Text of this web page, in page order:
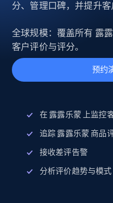
分、管理口碑，并提升客
全球规模：覆盖所有 露
客户评价与评分。
预约
在 露露乐蒙 上监控
追踪 露露乐蒙 商品
接收差评告警
分析评价趋势与模式